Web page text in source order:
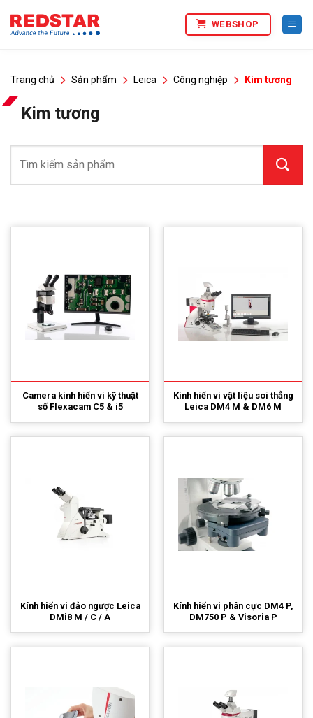
qua
WEBSHOP
Trang chủ Sản phẩm Leica Công nghiệp Kim tương
Kim tương
kiếm:
Camera kính hiển vi kỹ thuật
số Flexacam C5 & i5
Kính hiển vi vật liệu soi thẳng
Leica DM4 M & DM6 M
Kính hiển vi đảo ngược Leica
DMi8 M / C / A
Kính hiển vi phân cực DM4 P,
DM750 P & Visoria P